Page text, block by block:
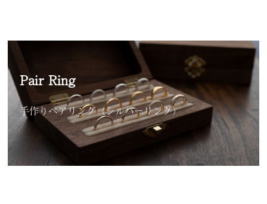
Pair Ring
手作りペアリング（シルバーリング）